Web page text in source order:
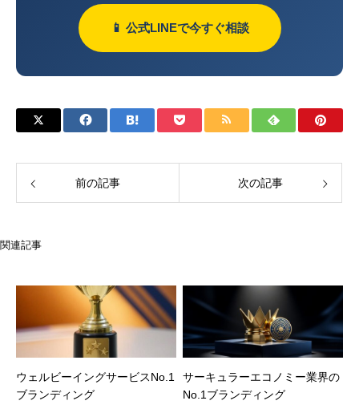
📱 公式LINEで今すぐ相談
前の記事 次の記事
関連記事
ウェルビーイングサービスNo.1
ブランディング
サーキュラーエコノミー業界の
No.1ブランディング